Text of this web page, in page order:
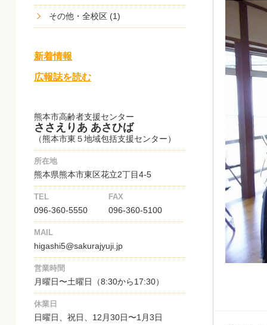
その他・全校区 (1)
新着情報
広報誌を読む
熊本市高齢者支援センター
ささえりあ あさひば
（熊本市東５地域包括支援センター）
所在地
熊本県熊本市東区花立2丁目4-5
TEL
096-360-5550
FAX
096-360-5100
MAIL
higashi5@sakurajyuji.jp
営業時間
月曜日〜土曜日（8:30から17:30）
休業日
日曜日、祝日、12月30日〜1月3日